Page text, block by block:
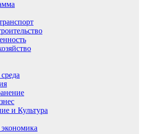
и Культура